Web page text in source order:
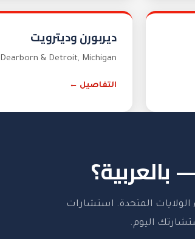
ديربورن وديترويت
Dearborn & Detroit, Michigan
التفاصيل ←
الولايات المتحدة. استشارات
اليوم.